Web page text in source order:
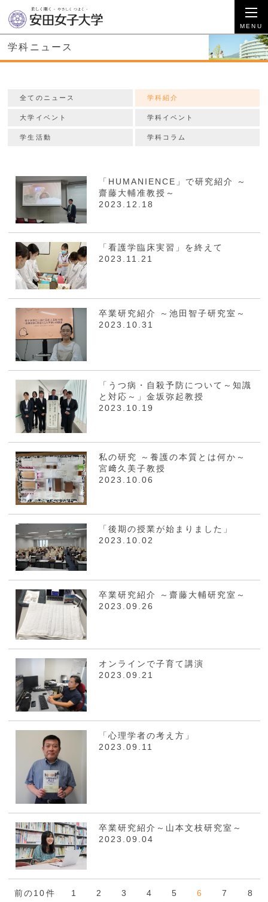
学科ニュース
全てのニュース 学科紹介
大学イベント 学科イベント
学生活動 学科コラム
「HUMANIENCE」で研究紹介 ～
齋藤大輔准教授～
2023.12.18
「看護学臨床実習」を終えて
2023.11.21
卒業研究紹介 ～池田智子研究室～
2023.10.31
「うつ病・自殺予防について～知識
と対応～」金坂弥起教授
2023.10.19
私の研究 ～養護の本質とは何か～
宮﨑久美子教授
2023.10.06
「後期の授業が始まりました」
2023.10.02
卒業研究紹介 ～齋藤大輔研究室～
2023.09.26
オンラインで子育て講演
2023.09.21
「心理学者の考え方」
2023.09.11
卒業研究紹介～山本文枝研究室～
2023.09.04
前の10件 1 2 3 4 5 6 7
8